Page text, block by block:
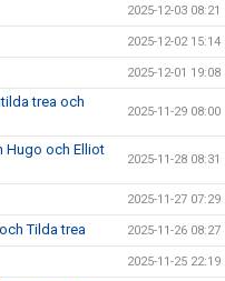
2025-12-03 08:21
2025-12-02 15:14
2025-12-01 19:08
trea och
2025-11-29 08:00
Hugo och Elliot
2025-11-28 08:31
2025-11-27 07:29
Tilda trea 2025-11-26 08:27
2025-11-25 22:19